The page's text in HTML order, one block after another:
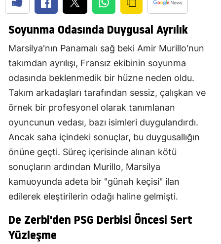
Soyunma Odasında Duygusal Ayrılık
Marsilya'nın Panamalı sağ beki Amir Murillo'nun
takımdan ayrılışı, Fransız ekibinin soyunma
odasında beklenmedik bir hüzne neden oldu.
Takım arkadaşları tarafından sessiz, çalışkan ve
örnek bir profesyonel olarak tanımlanan
oyuncunun vedası, bazı isimleri duygulandırdı.
Ancak saha içindeki sonuçlar, bu duygusallığın
önüne geçti. Süreç içerisinde alınan kötü
sonuçların ardından Murillo, Marsilya
kamuoyunda adeta bir "günah keçisi" ilan
edilerek eleştirilerin odağı haline gelmişti.
De Zerbi'den PSG Derbisi Öncesi Sert
Yüzleşme